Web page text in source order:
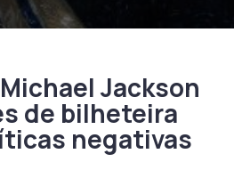
Jackson
de bilheteira
negativas